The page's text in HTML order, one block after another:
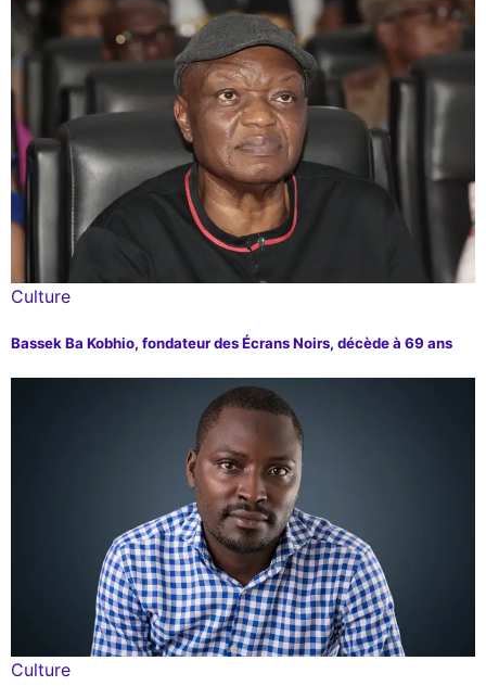
Culture
Bassek Ba Kobhio, fondateur des Écrans Noirs, décède à 69 ans
Culture